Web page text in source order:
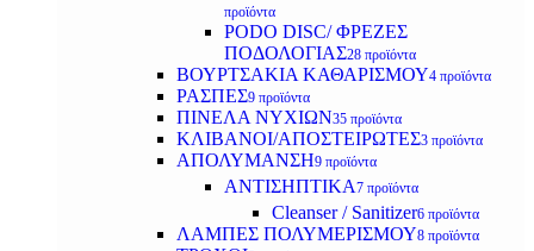
προϊόντα
PODO DISC/ ΦΡΕΖΕΣ
ΠΟΔΟΛΟΓΙΑΣ28 προϊόντα
ΒΟΥΡΤΣΑΚΙΑ ΚΑΘΑΡΙΣΜΟΥ4 προϊόντα
ΡΑΣΠΕΣ9 προϊόντα
ΠΙΝΕΛΑ ΝΥΧΙΩΝ35 προϊόντα
ΚΛΙΒΑΝΟΙ/ΑΠΟΣΤΕΙΡΩΤΕΣ3 προϊόντα
ΑΠΟΛΥΜΑΝΣΗ9 προϊόντα
ΑΝΤΙΣΗΠΤΙΚΑ7 προϊόντα
Cleanser / Sanitizer6 προϊόντα
ΛΑΜΠΕΣ ΠΟΛΥΜΕΡΙΣΜΟΥ8 προϊόντα